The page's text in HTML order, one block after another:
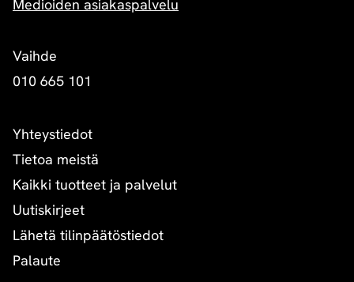
Medioiden asiakaspalvelu
Vaihde
010 665 101
Yhteystiedot
Tietoa meistä
Kaikki tuotteet ja palvelut
Uutiskirjeet
Lähetä tilinpäätöstiedot
Palaute